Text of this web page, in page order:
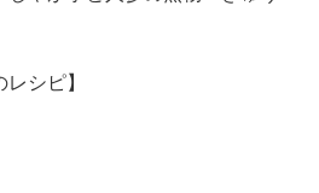
シピ】